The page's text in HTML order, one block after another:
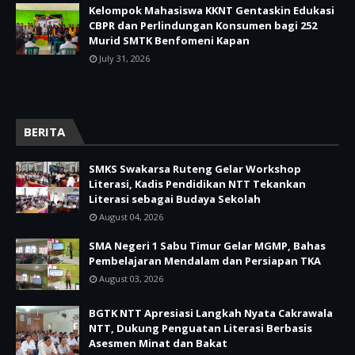
Kelompok Mahasiswa KKNT Gentaskin Edukasi
CBPR dan Perlindungan Konsumen bagi 252
Murid SMTK Benfomeni Kapan
July 31, 2026
BERITA
SMKS Swakarsa Ruteng Gelar Workshop
Literasi, Kadis Pendidikan NTT Tekankan
Literasi sebagai Budaya Sekolah
August 04, 2026
SMA Negeri 1 Sabu Timur Gelar MGMP, Bahas
Pembelajaran Mendalam dan Persiapan TKA
August 03, 2026
BGTK NTT Apresiasi Langkah Nyata Cakrawala
NTT, Dukung Penguatan Literasi Berbasis
Asesmen Minat dan Bakat